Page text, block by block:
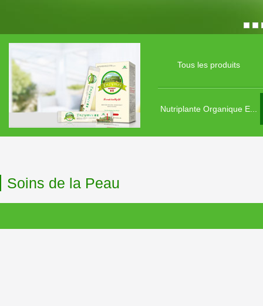
Tous les produits
Nutriplante Organique E...
Soins de la Peau